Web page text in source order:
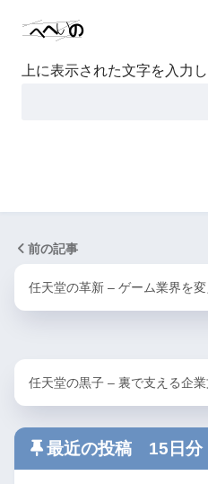
上に表示された文字を入力
前の記事
任天堂の革新 – ゲーム業界を
任天堂の黒子 – 裏で支える企
最近の投稿 15日分